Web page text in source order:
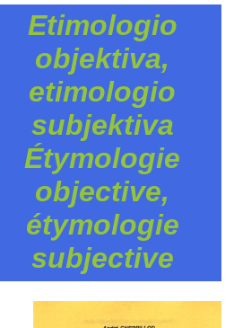
Etimologio
objektiva,
etimologio
subjektiva
Étymologie
objective,
étymologie
subjective